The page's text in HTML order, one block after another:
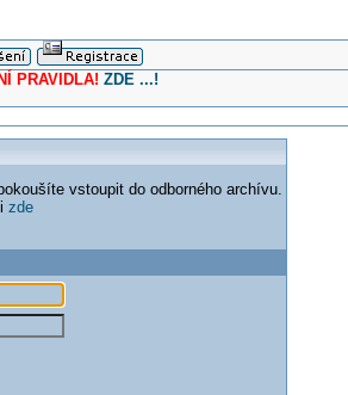
PRAVIDLA! ZDE ...!
vstoupit do odborného archívu.
zde